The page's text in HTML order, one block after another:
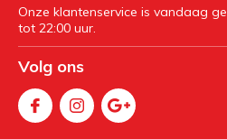
Onze klantenservice is vandaag
tot 22:00 uur.
Volg ons